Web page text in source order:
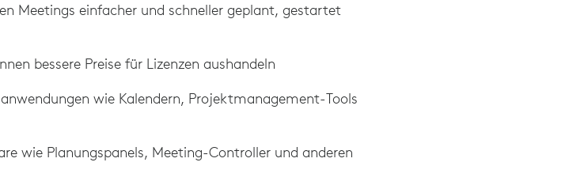
Meetings einfacher und schneller geplant, gestartet
bessere Preise für Lizenzen aushandeln
wie Kalendern, Projektmanagement-Tools
wie Planungspanels, Meeting-Controller und anderen